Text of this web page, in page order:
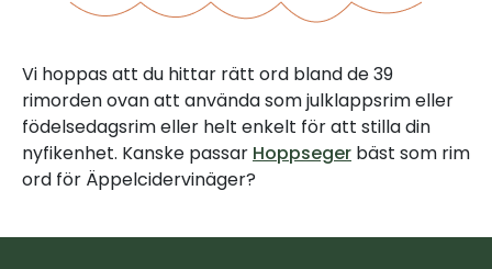
Vi hoppas att du hittar rätt ord bland de 39
rimorden ovan att använda som julklappsrim eller
födelsedagsrim eller helt enkelt för att stilla din
nyfikenhet. Kanske passar Hoppseger bäst som rim
ord för Äppelcidervinäger?